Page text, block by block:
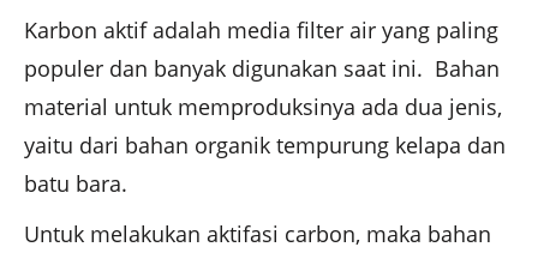
Karbon aktif adalah media filter air yang paling
populer dan banyak digunakan saat ini. Bahan
material untuk memproduksinya ada dua jenis,
yaitu dari bahan organik tempurung kelapa dan
batu bara.
Untuk melakukan aktifasi carbon, maka bahan